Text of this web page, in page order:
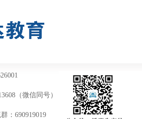
（微信同号）
：690919019